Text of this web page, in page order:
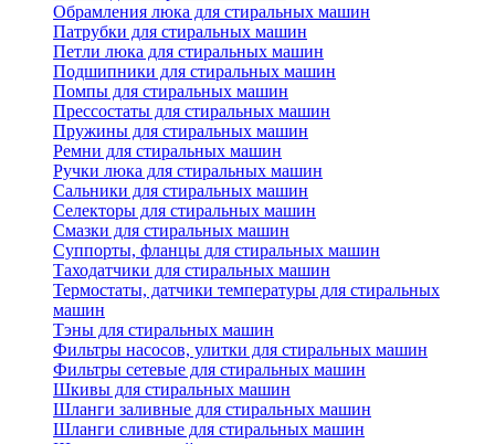
Обрамления люка для стиральных машин
Патрубки для стиральных машин
Петли люка для стиральных машин
Подшипники для стиральных машин
Помпы для стиральных машин
Прессостаты для стиральных машин
Пружины для стиральных машин
Ремни для стиральных машин
Ручки люка для стиральных машин
Сальники для стиральных машин
Селекторы для стиральных машин
Смазки для стиральных машин
Суппорты, фланцы для стиральных машин
Таходатчики для стиральных машин
Термостаты, датчики температуры для стиральных
машин
Тэны для стиральных машин
Фильтры насосов, улитки для стиральных машин
Фильтры сетевые для стиральных машин
Шкивы для стиральных машин
Шланги заливные для стиральных машин
Шланги сливные для стиральных машин